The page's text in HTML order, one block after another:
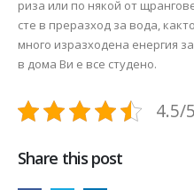
риза или по някой от
сте в преразход за вода,
много изразходена енергия
в дома Ви е все студено.
4.5/
Share this post